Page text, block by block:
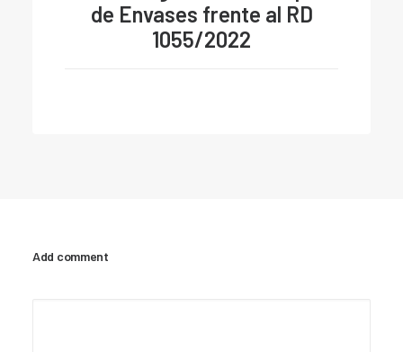
de Envases frente al RD
1055/2022
Add comment